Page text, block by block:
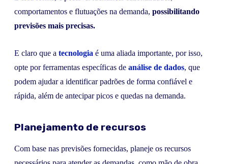
comportamentos e flutuações na demanda, possibilitando
previsões mais precisas.
E claro que a tecnologia é uma aliada importante, por isso,
opte por ferramentas específicas de análise de dados, que
podem ajudar a identificar padrões de forma confiável e
rápida, além de antecipar picos e quedas na demanda.
Planejamento de recursos
Com base nas previsões fornecidas, planeje os recursos